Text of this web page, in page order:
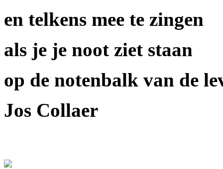
en telkens mee te zingen
als je je noot ziet staan
op de notenbalk van de
Jos Collaer